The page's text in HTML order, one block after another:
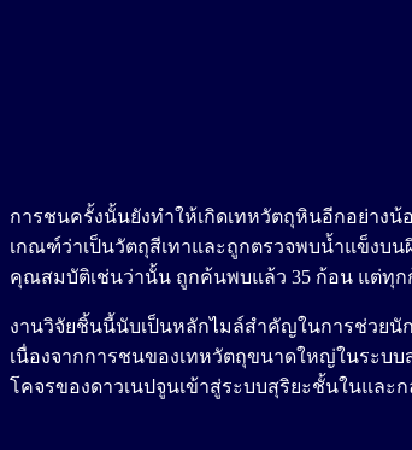
การชนครั้งนั้นยังทำให้เกิดเทหวัตถุหินอีกอย่างน้
เกณฑ์ว่าเป็นวัตถุสีเทาและถูกตรวจพบน้ำแข็งบ
คุณสมบัติเช่นว่านั้น ถูกค้นพบแล้ว 35 ก้อน แต่ทุก
งานวิจัยชิ้นนี้นับเป็นหลักไมล์สำคัญในการช่วยนั
เนื่องจากการชนของเทหวัตถุขนาดใหญ่ในระบบ
โคจรของดาวเนปจูนเข้าสู่ระบบสุริยะชั้นในและ